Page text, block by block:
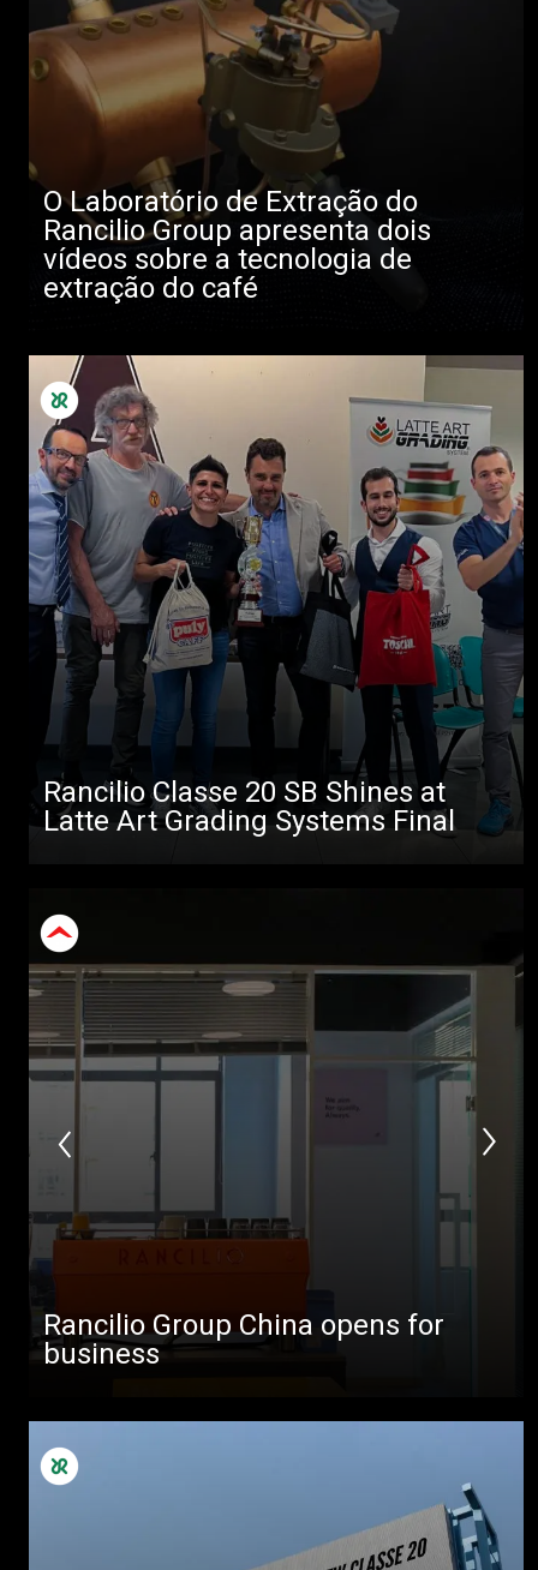
O Laboratório de Extração do
Rancilio Group apresenta dois
vídeos sobre a tecnologia de
extração do café
Rancilio Classe 20 SB Shines at
Latte Art Grading Systems Final
Rancilio Group China opens for
business